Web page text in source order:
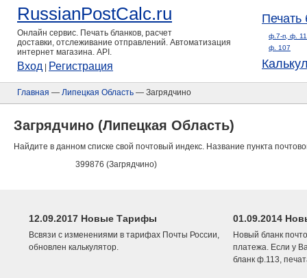
RussianPostCalc.ru
Онлайн сервис. Печать бланков, расчет
доставки, отслеживание отправлений. Автоматизация
интернет магазина. API.
Вход Регистрация
Печать
ф.7-п, ф.
ф. 107
Главная — Липецкая Область — Загрядчино
Загрядчино (Липецкая Область)
Найдите в данном списке свой почтовый индекс. Название пункта
399876 (Загрядчино)
12.09.2017 Новые Тарифы
Всвязи с изменениями в тарифах Почты России,
обновлен калькулятор.
01.09.2014
Новый бланк
платежа. Если у
бланк ф.113,